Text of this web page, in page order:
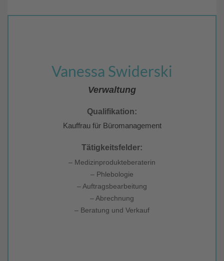
Vanessa Swiderski
Verwaltung
Qualifikation:
Kauffrau für Büromanagement
Tätigkeitsfelder:
– Medizinprodukteberaterin
– Phlebologie
– Auftragsbearbeitung
– Abrechnung
– Beratung und Verkauf